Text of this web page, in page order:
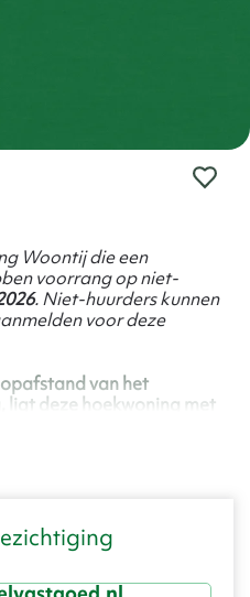
Woontij die een
voorrang op niet-
. Niet-huurders kunnen
voor deze
van het
ligt deze hoekwoning met
een praktische indeling
met meterkast,